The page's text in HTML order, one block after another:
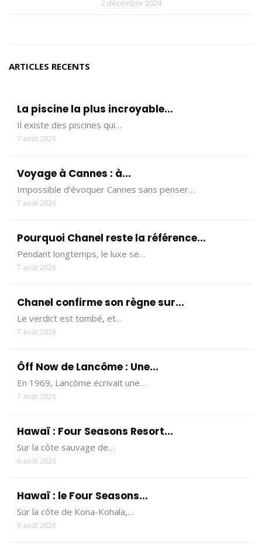
2 décembre 2024
ARTICLES RECENTS
La piscine la plus incroyable...
Il existe des piscines qui…
7 août 2026
Voyage à Cannes : à...
Impossible d’évoquer Cannes sans penser…
7 août 2026
Pourquoi Chanel reste la référence...
Pendant longtemps, le luxe se…
7 août 2026
Chanel confirme son règne sur...
Le verdict est tombé, et…
7 août 2026
Ôff Now de Lancôme : Une...
En 1969, Lancôme écrivait une…
7 août 2026
Hawaï : Four Seasons Resort...
Sur la côte sauvage de…
6 août 2026
Hawaï : le Four Seasons...
Sur la côte de Kona-Kohala,…
6 août 2026